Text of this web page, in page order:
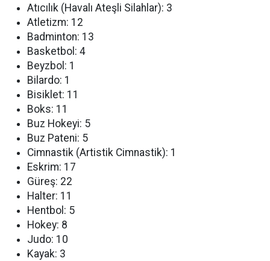
Atıcılık (Havalı Ateşli Silahlar): 3
Atletizm: 12
Badminton: 13
Basketbol: 4
Beyzbol: 1
Bilardo: 1
Bisiklet: 11
Boks: 11
Buz Hokeyi: 5
Buz Pateni: 5
Cimnastik (Artistik Cimnastik): 1
Eskrim: 17
Güreş: 22
Halter: 11
Hentbol: 5
Hokey: 8
Judo: 10
Kayak: 3